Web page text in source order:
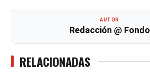
AUTOR
Redacción @ Fondo
RELACIONADAS